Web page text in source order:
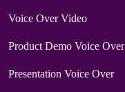
Voice Over Video
Product Demo Voice Over
Presentation Voice Over